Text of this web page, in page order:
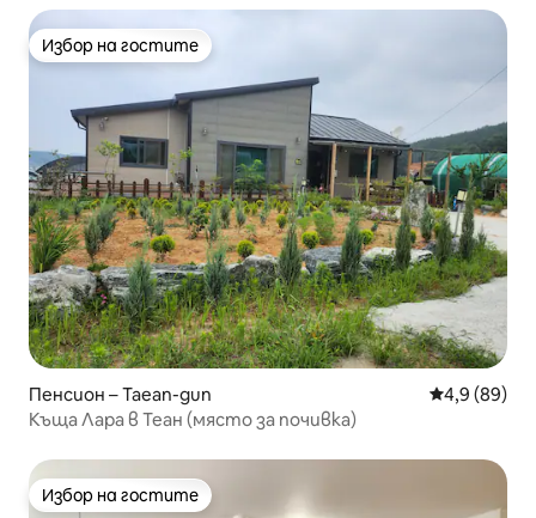
Избор на гостите
Избор на гостите
Пенсион – Taean-gun Средна
4,9 (89)
Къща Лара в Теан (място за почивка)
Избор на гостите
Избор на гостите